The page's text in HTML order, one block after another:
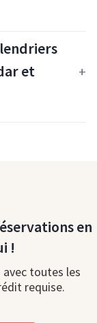
et
en
!
toutes les
requise.